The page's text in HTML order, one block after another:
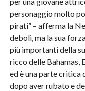
personaggio molto
pirati” – afferma la
deboli, ma la sua
più importanti della
ricco delle Bahamas,
ed è una parte critica
dopo aver rubato e